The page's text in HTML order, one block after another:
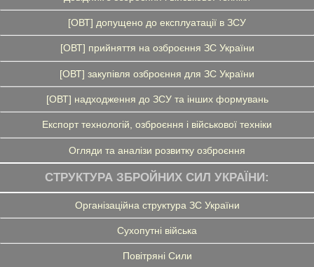
[ОВТ] допущено до експлуатації в ЗСУ
[ОВТ] прийняття на озброєння ЗС України
[ОВТ] закупівля озброєння для ЗС України
[ОВТ] надходження до ЗСУ та інших формувань
Експорт технологій, озброєння і військової техніки
Огляди та аналізи розвитку озброєння
СТРУКТУРА ЗБРОЙНИХ СИЛ УКРАЇНИ:
Організаційна структура ЗС України
Сухопутні війська
Повітряні Сили